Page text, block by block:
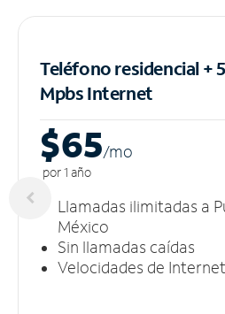
Teléfono residencial +
MpbsInternet
$65/mo
por 1 año
Llamadas ilimitadas a
México
Sin llamadas caídas
Velocidades de